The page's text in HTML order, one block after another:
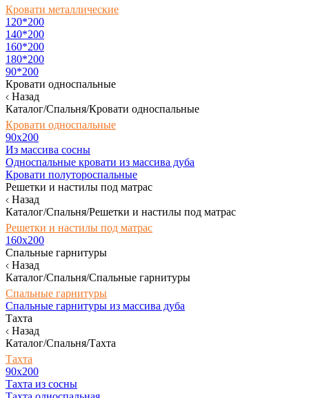
Кровати металлические
120*200
140*200
160*200
180*200
90*200
Кровати односпальные
Назад
Каталог/Спальня/Кровати односпальные
Кровати односпальные
90х200
Из массива сосны
Односпальные кровати из массива дуба
Кровати полутороспальные
Решетки и настилы под матрас
Назад
Каталог/Спальня/Решетки и настилы под матрас
Решетки и настилы под матрас
160х200
Спальные гарнитуры
Назад
Каталог/Спальня/Спальные гарнитуры
Спальные гарнитуры
Спальные гарнитуры из массива дуба
Тахта
Назад
Каталог/Спальня/Тахта
Тахта
90х200
Тахта из сосны